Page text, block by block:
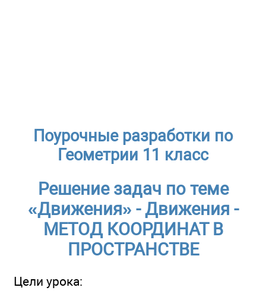
Поурочные разработки по
Геометрии 11 класс
Решение задач по теме
«Движения» - Движения -
МЕТОД КООРДИНАТ В
ПРОСТРАНСТВЕ
Цели урока: